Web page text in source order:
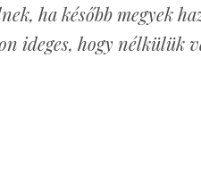
ha később megyek
ideges, hogy nélkülük